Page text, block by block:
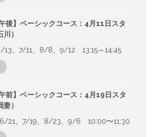
後】ベーシックコース：4月11日スタ
）
13、7/11、8/8、9/12 13:15～14:45
前】ベーシックコース：4月19日スタ
）
21、7/19、8/23、9/6 10:00〜11:30